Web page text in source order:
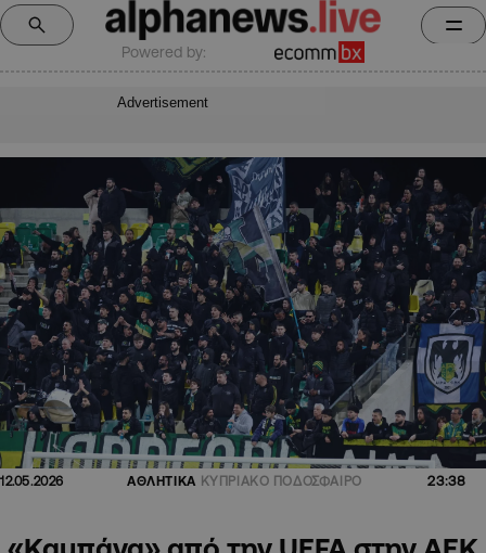
Powered by:
Advertisement
12.05.2026 ΑΘΛΗΤΙΚΑ ΚΥΠΡΙΑΚΟ ΠΟΔΟΣΦΑΙΡΟ 23:38